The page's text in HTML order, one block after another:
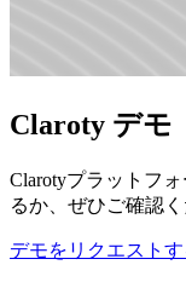
Claroty デモ
Clarotyプラットフ
るか、ぜひご確認く
デモをリクエストす